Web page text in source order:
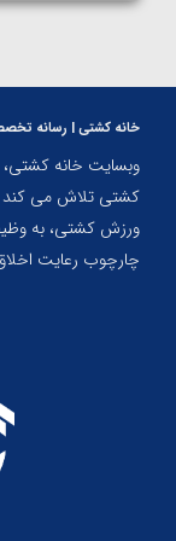
خانه کشتی | رسانه
وبسایت خانه
کشتی تلاش می کند
ورزش کشتی، به
چارچوب رعایت